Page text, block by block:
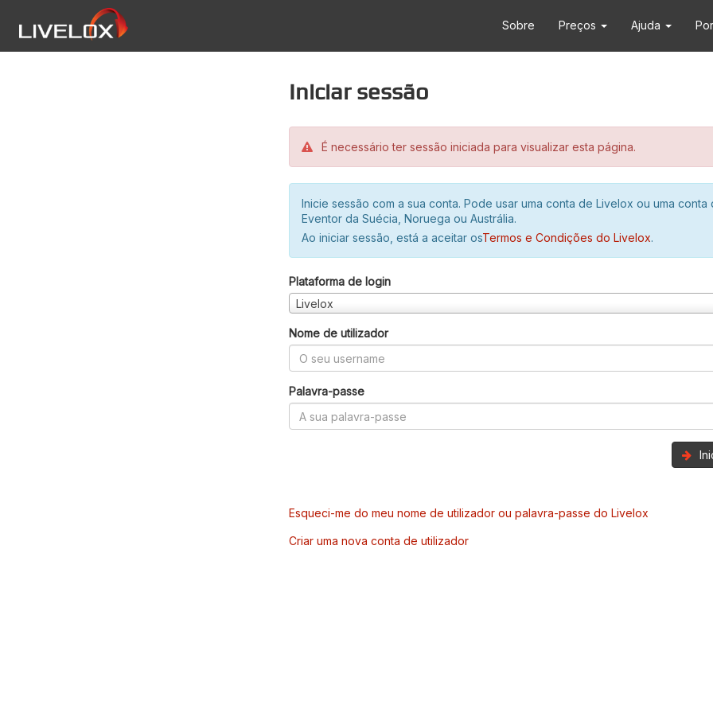
Sobre Preços Ajuda
Iniciar sessão
É necessário ter sessão iniciada para visualizar esta página.
Inicie sessão com a sua conta. Pode usar uma conta de Livelox ou uma conta
Eventor da Suécia, Noruega ou Austrália.
Ao iniciar sessão, está a aceitar osTermos e Condições do Livelox.
Plataforma de login
Livelox
Nome de utilizador
Palavra-passe
Esqueci-me do meu nome de utilizador ou palavra-passe do Livelox
Criar uma nova conta de utilizador